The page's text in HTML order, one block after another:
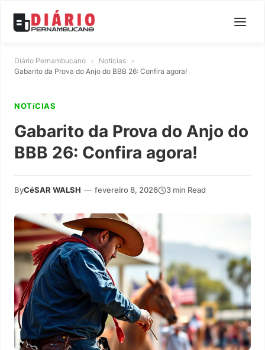
Diário Pernambucano » Notícias »
Gabarito da Prova do Anjo do BBB 26: Confira agora!
NOTíCIAS
Gabarito da Prova do Anjo do
BBB 26: Confira agora!
ByCéSAR WALSH — fevereiro 8, 2026 3 min Read